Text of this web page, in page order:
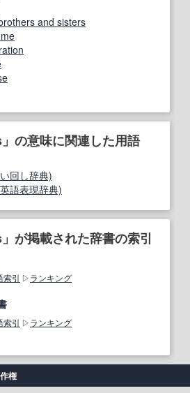
and sisters
の意味に関連した用語
回し辞典)
語表現辞典)
が掲載された辞書の索引
索引 ランキング
索引 ランキング
権